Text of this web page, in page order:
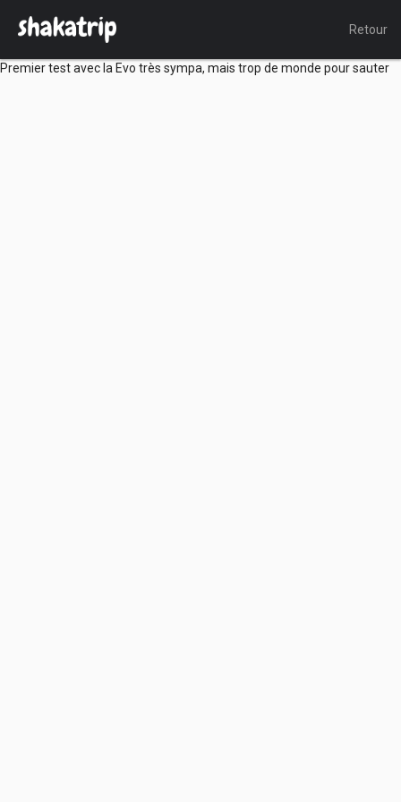
Retour
Premier test avec la Evo très sympa, mais trop de monde pour sauter